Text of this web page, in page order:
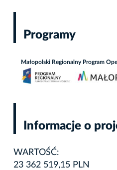
Programy
Małopolski Regionalny Program
Informacje o
WARTOŚĆ:
23 362 519,15 PLN